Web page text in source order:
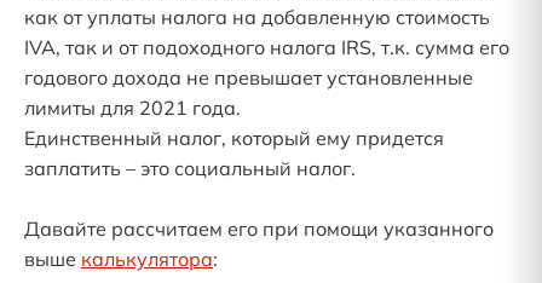
как от уплаты налога на добавленную стоимость
IVA, так и от подоходного налога IRS, т.к. сумма его
годового дохода не превышает установленные
лимиты для 2021 года.
Единственный налог, который ему придется
заплатить – это социальный налог.
Давайте рассчитаем его при помощи указанного
выше калькулятора: